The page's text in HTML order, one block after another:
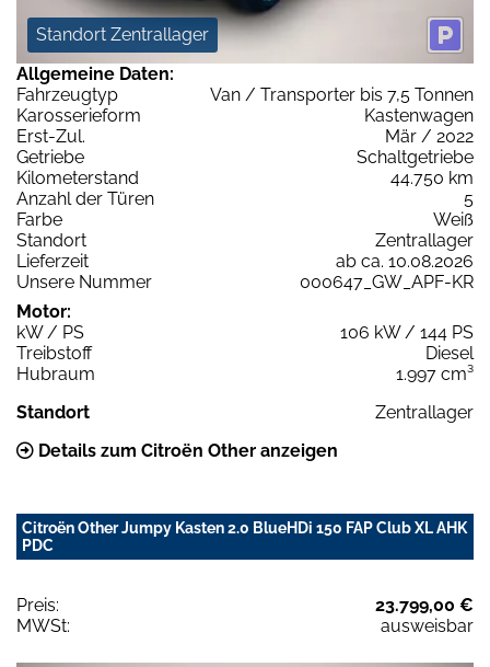
Standort Zentrallager
Allgemeine Daten:
Fahrzeugtyp
Van / Transporter bis 7,5 Tonnen
Karosserieform
Kastenwagen
Erst-Zul.
Mär / 2022
Getriebe
Schaltgetriebe
Kilometerstand
44.750 km
Anzahl der Türen
5
Farbe
Weiß
Standort
Zentrallager
Lieferzeit
ab ca. 10.08.2026
Unsere Nummer
000647_GW_APF-KR
Motor:
kW / PS
106 kW / 144 PS
Treibstoff
Diesel
Hubraum
1.997 cm³
Standort
Zentrallager
Details zum Citroën Other anzeigen
Citroën Other Jumpy Kasten 2.0 BlueHDi 150 FAP Club XL AHK
PDC
Preis:
23.799,00 €
MWSt:
ausweisbar